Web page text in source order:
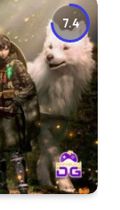
7.4